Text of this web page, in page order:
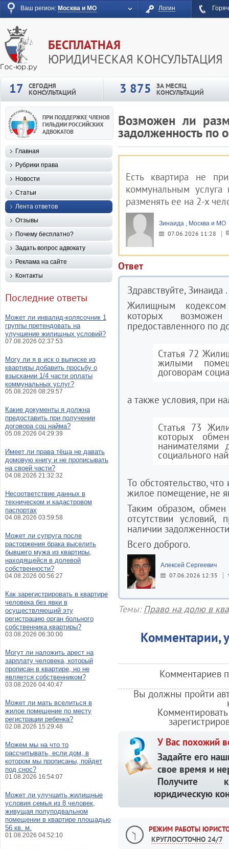
Ваш регион: Москва и МО Логин
БЕСПЛАТНАЯ
ЮРИДИЧЕСКАЯ КОНСУЛЬТАЦИЯ
17
СЕГОДНЯ
КОНСУЛЬТАЦИЙ 3 875 ЗА МЕСЯЦ
КОНСУЛЬТАЦИЙ
Возможен ли
задолженность по
Есть квартира не
коммунальным
разменять ее на 2-х
Зинаида , Москва и МО
07.06.2026 11:28
Ответ
Здравствуйте, Зинаида .
Жилищным
которых
предоставленного по
Статья 72
жилыми
договорам
а также условия, при
Статья 73
которых
нанимателями
социального
То обстоятельство,
жилое помещение, не
Таким образом,
отсутствии
наличии
Всего доброго.
Алексей Сергеевич
07.06.2026 12:35
Темы:Право на долю в
Комментарии,
Комментариев
Вы должны пройти
У Вас похожий
Задайте его
свое время и
Получите
юридическую
РЕЖИМ РАБОТЫ
КРУГЛОСУТОЧНО 24/7
Главная
Рубрики права
Новости
Статьи
Лента ответов
Отзывы
Почему бесплатно?
Задать вопрос адвокату
Реклама на сайте
Контакты
Последние ответы
Может ли инвалид-колясочник 1
группы претендовать на
улучшение жилищных условий?
07.08.2026 02:37:53
Могу ли я в иск о выписке из
квартиры добавить просьбу о
взыскании 1/4 части оплаты
коммунальных услуг?
05.08.2026 08:29:57
Какие документы я должна
предоставить при получении
договора соц найма?
05.08.2026 04:29:39
Имеет ли права тёща не давать
домовую книгу и не прописывать
на своей части?
04.08.2026 21:32:32
Несоответствие данных в
техническом и кадастровом
паспортах
04.08.2026 03:59:58
Может ли супруга после
расторжения брака выселить
бывшего мужа из квартиры,
находящейся в долевой
собственности?
04.08.2026 00:56:27
Как зарегистрировать в квартире
человека без явки в
осуществляющий эту
регистрацию орган больного
собственника квартиры?
03.08.2026 06:30:00
Могут ли наложить арест на
зарплату человека, который
прописан в квартире, но не
является собственником?
03.08.2026 04:40:47
Может ли мать вселиться в
жилое помещение по месту
регистрации ребенка?
02.08.2026 15:29:48
Можем мы на что то
рассчитывать, если дом, в
котором мы прописаны, пойдет
под снос?
01.08.2026 16:54:07
Может ли улучшить жилищные
условия семья из 8 человек,
живущая полуподвальном
помещении в квартире площадью
56 кв. м.
01.08.2026 04:52:10